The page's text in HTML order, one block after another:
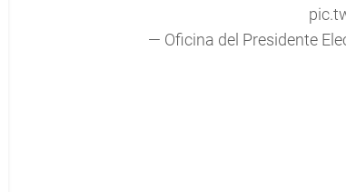
— Oficina del Presidente